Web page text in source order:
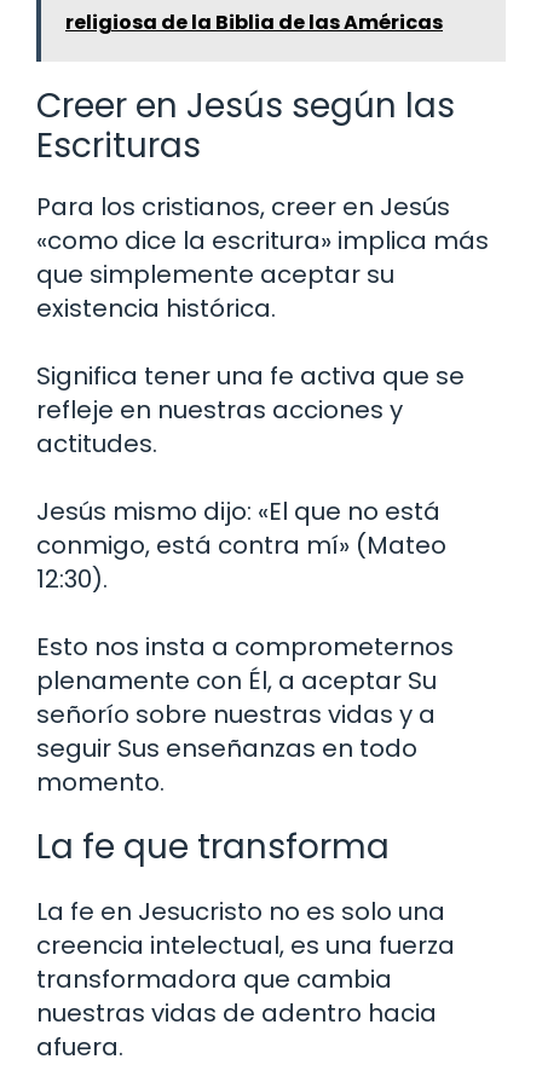
religiosa de la Biblia de las Américas
Creer en Jesús según las
Escrituras
Para los cristianos, creer en Jesús
«como dice la escritura» implica más
que simplemente aceptar su
existencia histórica.
Significa tener una fe activa que se
refleje en nuestras acciones y
actitudes.
Jesús mismo dijo: «El que no está
conmigo, está contra mí» (Mateo
12:30).
Esto nos insta a comprometernos
plenamente con Él, a aceptar Su
señorío sobre nuestras vidas y a
seguir Sus enseñanzas en todo
momento.
La fe que transforma
La fe en Jesucristo no es solo una
creencia intelectual, es una fuerza
transformadora que cambia
nuestras vidas de adentro hacia
afuera.